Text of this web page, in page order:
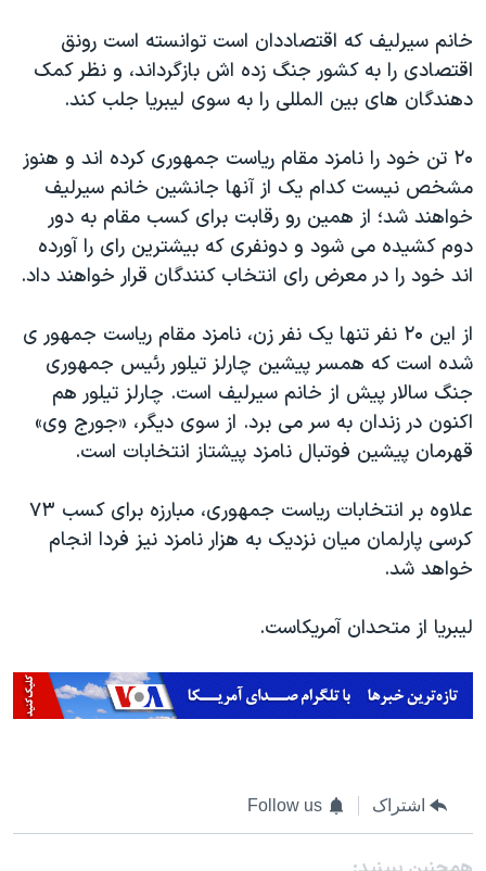
خانم سیرلیف که اقتصاددان است توانسته است رونق
اقتصادی را به کشور جنگ زده اش بازگرداند، و نظر کمک
دهندگان های بین المللی را به سوی لیبریا جلب کند.
۲۰ تن خود را نامزد مقام ریاست جمهوری کرده اند و هنوز
مشخص نیست کدام یک از آنها جانشین خانم سیرلیف
خواهند شد؛ از همین رو رقابت برای کسب مقام به دور
دوم کشیده می شود و دونفری که بیشترین رای را آورده
اند خود را در معرض رای انتخاب کنندگان قرار خواهند داد.
از این ۲۰ نفر تنها یک نفر زن، نامزد مقام ریاست جمهور ی
شده است که همسر پیشین چارلز تیلور رئیس جمهوری
جنگ سالار پیش از خانم سیرلیف است. چارلز تیلور هم
اکنون در زندان به سر می برد. از سوی دیگر، «جورج وی»
قهرمان پیشین فوتبال نامزد پیشتاز انتخابات است.
علاوه بر انتخابات ریاست جمهوری، مبارزه برای کسب ۷۳
کرسی پارلمان میان نزدیک به هزار نامزد نیز فردا انجام
خواهد شد.
لیبریا از متحدان آمریکاست.
اشتراک Follow us